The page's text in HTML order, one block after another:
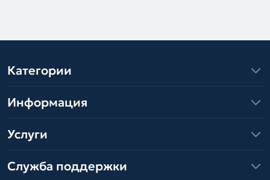
Категории
Информация
Услуги
Служба поддержки